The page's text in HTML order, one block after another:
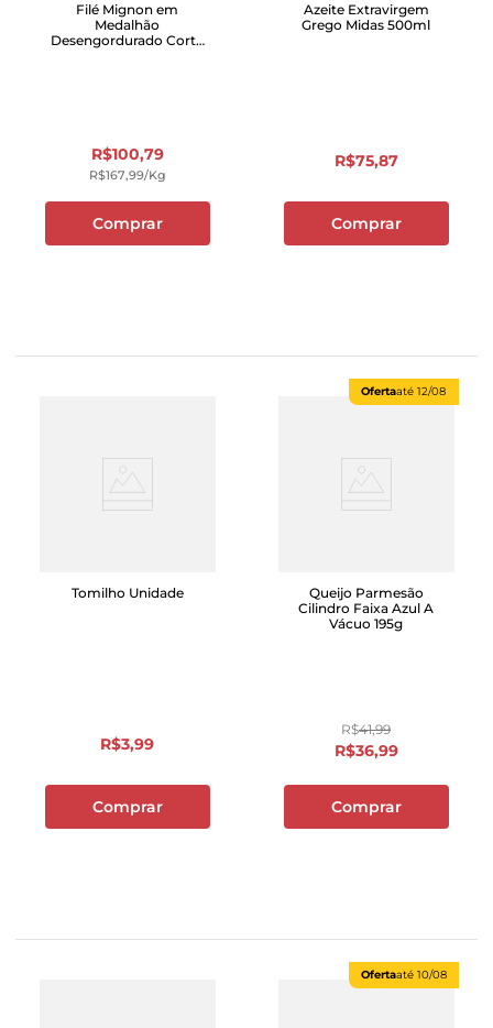
Filé Mignon em
Medalhão
Desengordurado Corte
R$100,79
R$167,99/kg
Comprar
Azeite Extravirgem
Grego Midas 500ml
R$75,87
Comprar
Tomilho Unidade
R$3,99
Comprar
Ofertaaté 12/08
Queijo Parmesão
Cilindro Faixa Azul A
Vácuo 195g
R$41,99
R$36,99
Comprar
Ofertaaté 10/08